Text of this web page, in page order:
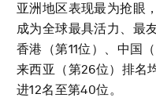
亚洲地区表现最为抢眼
成为全球最具活力、最
香港（第11位）、中国
来西亚（第26位）排名
进12名至第40位。